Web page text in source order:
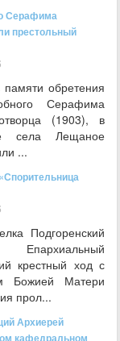
Серафима
престольный
памяти обретения
Серафима
(1903), в
села Лещаное
...
Подгоренский
крестный ход с
Божией Матери
прол...
Архиерей